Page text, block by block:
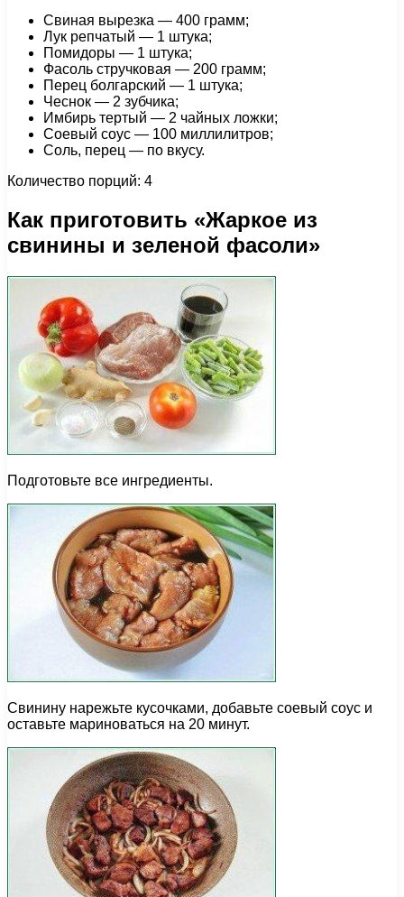
Свиная вырезка — 400 грамм;
Лук репчатый — 1 штука;
Помидоры — 1 штука;
Фасоль стручковая — 200 грамм;
Перец болгарский — 1 штука;
Чеснок — 2 зубчика;
Имбирь тертый — 2 чайных ложки;
Соевый соус — 100 миллилитров;
Соль, перец — по вкусу.
Количество порций: 4
Как приготовить «Жаркое из
свинины и зеленой фасоли»
Подготовьте все ингредиенты.
Свинину нарежьте кусочками, добавьте соевый соус и
оставьте мариноваться на 20 минут.